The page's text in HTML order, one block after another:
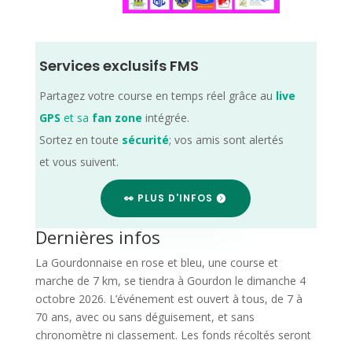
Services exclusifs FMS
Partagez votre course en temps réel grâce au live
GPS et sa fan zone intégrée.
Sortez en toute sécurité; vos amis sont alertés
et vous suivent.
👀 PLUS D'INFOS
Dernières infos
La Gourdonnaise en rose et bleu, une course et
marche de 7 km, se tiendra à Gourdon le dimanche 4
octobre 2026. L’événement est ouvert à tous, de 7 à
70 ans, avec ou sans déguisement, et sans
chronomètre ni classement. Les fonds récoltés seront